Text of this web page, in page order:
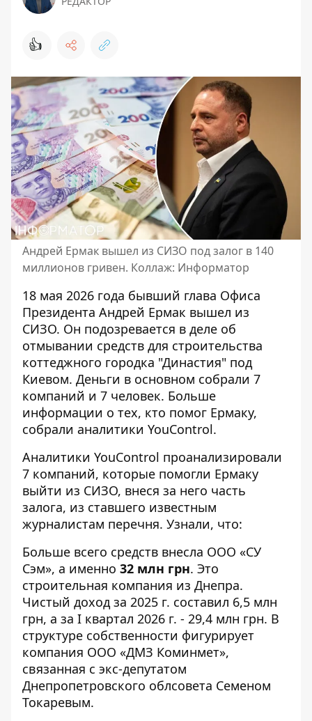
👍
Андрей Ермак вышел из СИЗО под залог в 140
миллионов гривен. Коллаж: Информатор
18 мая 2026 года бывший глава Офиса
Президента Андрей Ермак вышел из
СИЗО. Он подозревается в деле об
отмывании средств для строительства
коттеджного городка "Династия" под
Киевом. Деньги в основном собрали 7
компаний и 7 человек. Больше
информации о тех, кто помог Ермаку,
собрали аналитики YouControl.
Аналитики YouControl проанализировали
7 компаний, которые помогли Ермаку
выйти из СИЗО, внеся за него часть
залога, из ставшего известным
журналистам перечня. Узнали, что:
Больше всего средств внесла ООО «СУ
Сэм», а именно 32 млн грн. Это
строительная компания из Днепра.
Чистый доход за 2025 г. составил 6,5 млн
грн, а за I квартал 2026 г. - 29,4 млн грн. В
структуре собственности фигурирует
компания ООО «ДМЗ Коминмет»,
связанная с экс-депутатом
Днепропетровского облсовета Семеном
Токаревым.